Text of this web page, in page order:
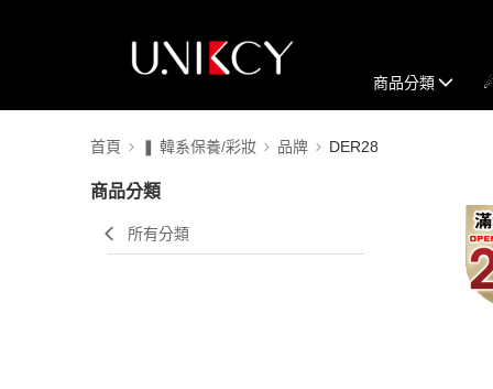
商品分類
首頁 ❚ 韓系保養/彩妝 品牌 DER28
商品分類
所有分類